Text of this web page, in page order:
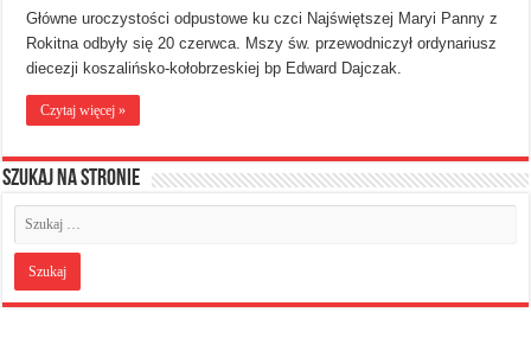
Główne uroczystości odpustowe ku czci Najświętszej Maryi Panny z
Rokitna odbyły się 20 czerwca. Mszy św. przewodniczył ordynariusz
diecezji koszalińsko-kołobrzeskiej bp Edward Dajczak.
Czytaj więcej »
Szukaj na stronie